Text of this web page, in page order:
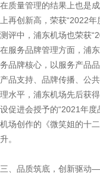
在质量管理的结果上也是
上再创新高，荣获“2022
测评中，浦东机场也荣获
在服务品牌管理方面，浦
务品牌核心，以服务产品
产品支持、品牌传播、公
理水平，浦东机场先后获
设促进会授予的“2021年
机场创作的《微笑姐的十
升。
三、品质筑底，创新驱动